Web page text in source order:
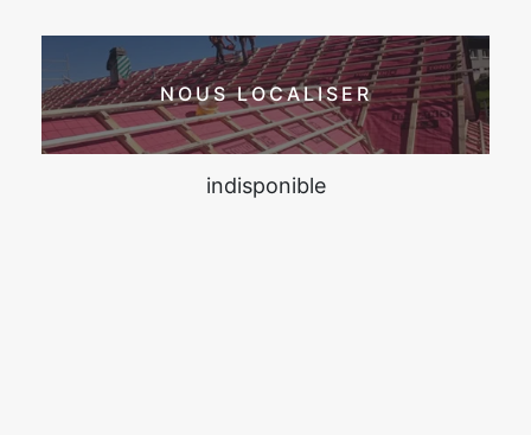
NOUS LOCALISER
indisponible